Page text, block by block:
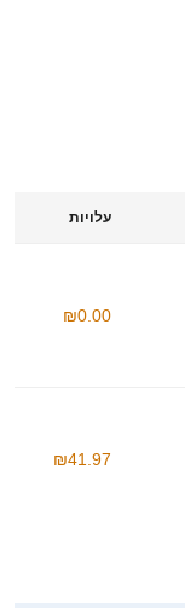
עלויות
₪0.00
₪41.97